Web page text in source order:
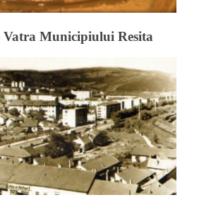
Vatra Municipiului Resita